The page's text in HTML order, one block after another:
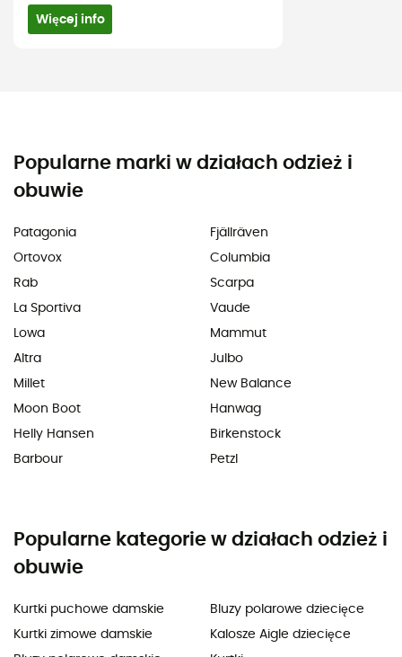
Więcej info
Popularne marki w działach odzież i
obuwie
Patagonia
Ortovox
Rab
La Sportiva
Lowa
Altra
Millet
Moon Boot
Helly Hansen
Barbour
Fjällräven
Columbia
Scarpa
Vaude
Mammut
Julbo
New Balance
Hanwag
Birkenstock
Petzl
Popularne kategorie w działach odzież i
obuwie
Kurtki puchowe damskie
Kurtki zimowe damskie
Bluzy polarowe dziecięce
Kalosze Aigle dziecięce